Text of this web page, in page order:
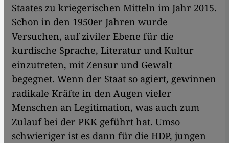
Staates zu kriegerischen Mitteln im Jahr 2015.
Schon in den 1950er Jahren wurde
Versuchen, auf ziviler Ebene für die
kurdische Sprache, Literatur und Kultur
einzutreten, mit Zensur und Gewalt
begegnet. Wenn der Staat so agiert, gewinnen
radikale Kräfte in den Augen vieler
Menschen an Legitimation, was auch zum
Zulauf bei der PKK geführt hat. Umso
schwieriger ist es dann für die HDP, jungen